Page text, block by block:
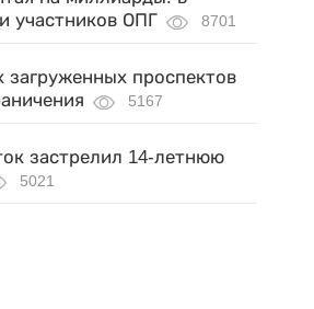
участников ОПГ
8701
проспектов
5167
застрелил 14-летнюю
5021